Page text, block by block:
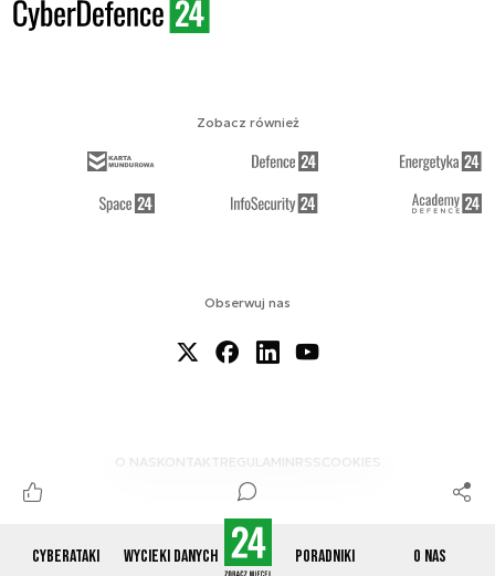
Cyberataki Wycieki danych Poradniki O nas
Obserwuj nas
O NAS KONTAKTREGULAMINRSS COOKIES
Zobacz również
© 2012-2026 CYBERDEFENCE24